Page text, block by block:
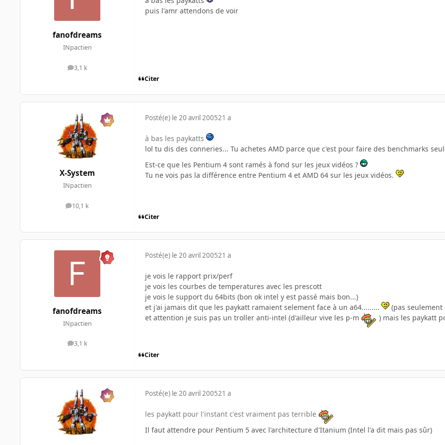
fanofdreams
INpactien
3,1 k
messages
puis l'amr attendons de voir
Citer
X-System
INpactien
10,1 k
messages
Posté(e) le 20 avril 200521 a
à bas les paykatts
lol tu dis des conneries... Tu achetes AMD parce que c'est pour faire des benchmarks
Est-ce que les Pentium 4 sont ramés à fond sur les jeux vidéos ?
Tu ne vois pas la différence entre Pentium 4 et AMD 64 sur les jeux vidéos.
Citer
fanofdreams
INpactien
3,1 k
messages
Posté(e) le 20 avril 200521 a
je vois le rapport prix/perf
je vois les courbes de temperatures avec les prescott
je vois le support du 64bits (bon ok intel y est passé mais bon...)
et j'ai jamais dit que les paykatt ramaient selement face à un a64.........
(pas
et attention je suis pas un troller anti-intel (d'ailleur vive les p-m
) mais les paykatt
Citer
Posté(e) le 20 avril 200521 a
les paykatt pour l'instant c'est vraiment pas terrible
Il faut attendre pour Pentium 5 avec l'architecture d'Itanium (Intel l'a dit mais pas sûr)